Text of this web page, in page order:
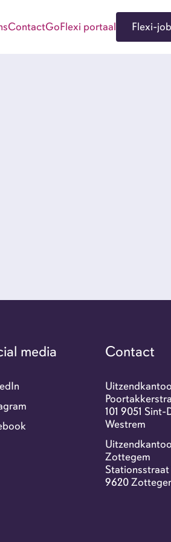
ContactGoFlexi portaal Flexi-
portaal
media Contact
101 9051 Sint-
Westrem
Zottegem
Stationsstraat
9620